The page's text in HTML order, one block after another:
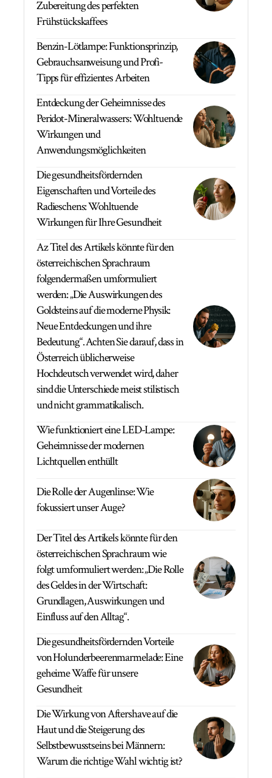
Zubereitung des perfekten
Frühstückskaffees
Benzin-Lötlampe: Funktionsprinzip,
Gebrauchsanweisung und Profi-
Tipps für effizientes Arbeiten
Entdeckung der Geheimnisse des
Peridot-Mineralwassers: Wohltuende
Wirkungen und
Anwendungsmöglichkeiten
Die gesundheitsfördernden
Eigenschaften und Vorteile des
Radieschens: Wohltuende
Wirkungen für Ihre Gesundheit
Az Titel des Artikels könnte für den
österreichischen Sprachraum
folgendermaßen umformuliert
werden: „Die Auswirkungen des
Goldsteins auf die moderne Physik:
Neue Entdeckungen und ihre
Bedeutung“. Achten Sie darauf, dass in
Österreich üblicherweise
Hochdeutsch verwendet wird, daher
sind die Unterschiede meist stilistisch
und nicht grammatikalisch.
Wie funktioniert eine LED-Lampe:
Geheimnisse der modernen
Lichtquellen enthüllt
Die Rolle der Augenlinse: Wie
fokussiert unser Auge?
Der Titel des Artikels könnte für den
österreichischen Sprachraum wie
folgt umformuliert werden: „Die Rolle
des Geldes in der Wirtschaft:
Grundlagen, Auswirkungen und
Einfluss auf den Alltag“.
Die gesundheitsfördernden Vorteile
von Holunderbeerenmarmelade: Eine
geheime Waffe für unsere
Gesundheit
Die Wirkung von Aftershave auf die
Haut und die Steigerung des
Selbstbewusstseins bei Männern:
Warum die richtige Wahl wichtig ist?